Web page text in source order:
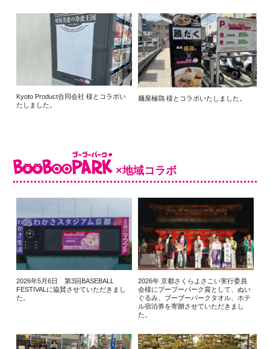
Kyoto Product合同会社 様とコラボい
たしました。
麺屋極鶏 様とコラボいたしました。
×地域コラボ
2026年5月6日 第3回BASEBALL
FESTIVALに協賛させていただきまし
た。
2026年 京都さくらよさこい実行委員
会様にブーブーパーク賞として、ぬい
ぐるみ、ブーブーパークタオル、ホテ
ル宿泊券を寄贈させていただきまし
た。